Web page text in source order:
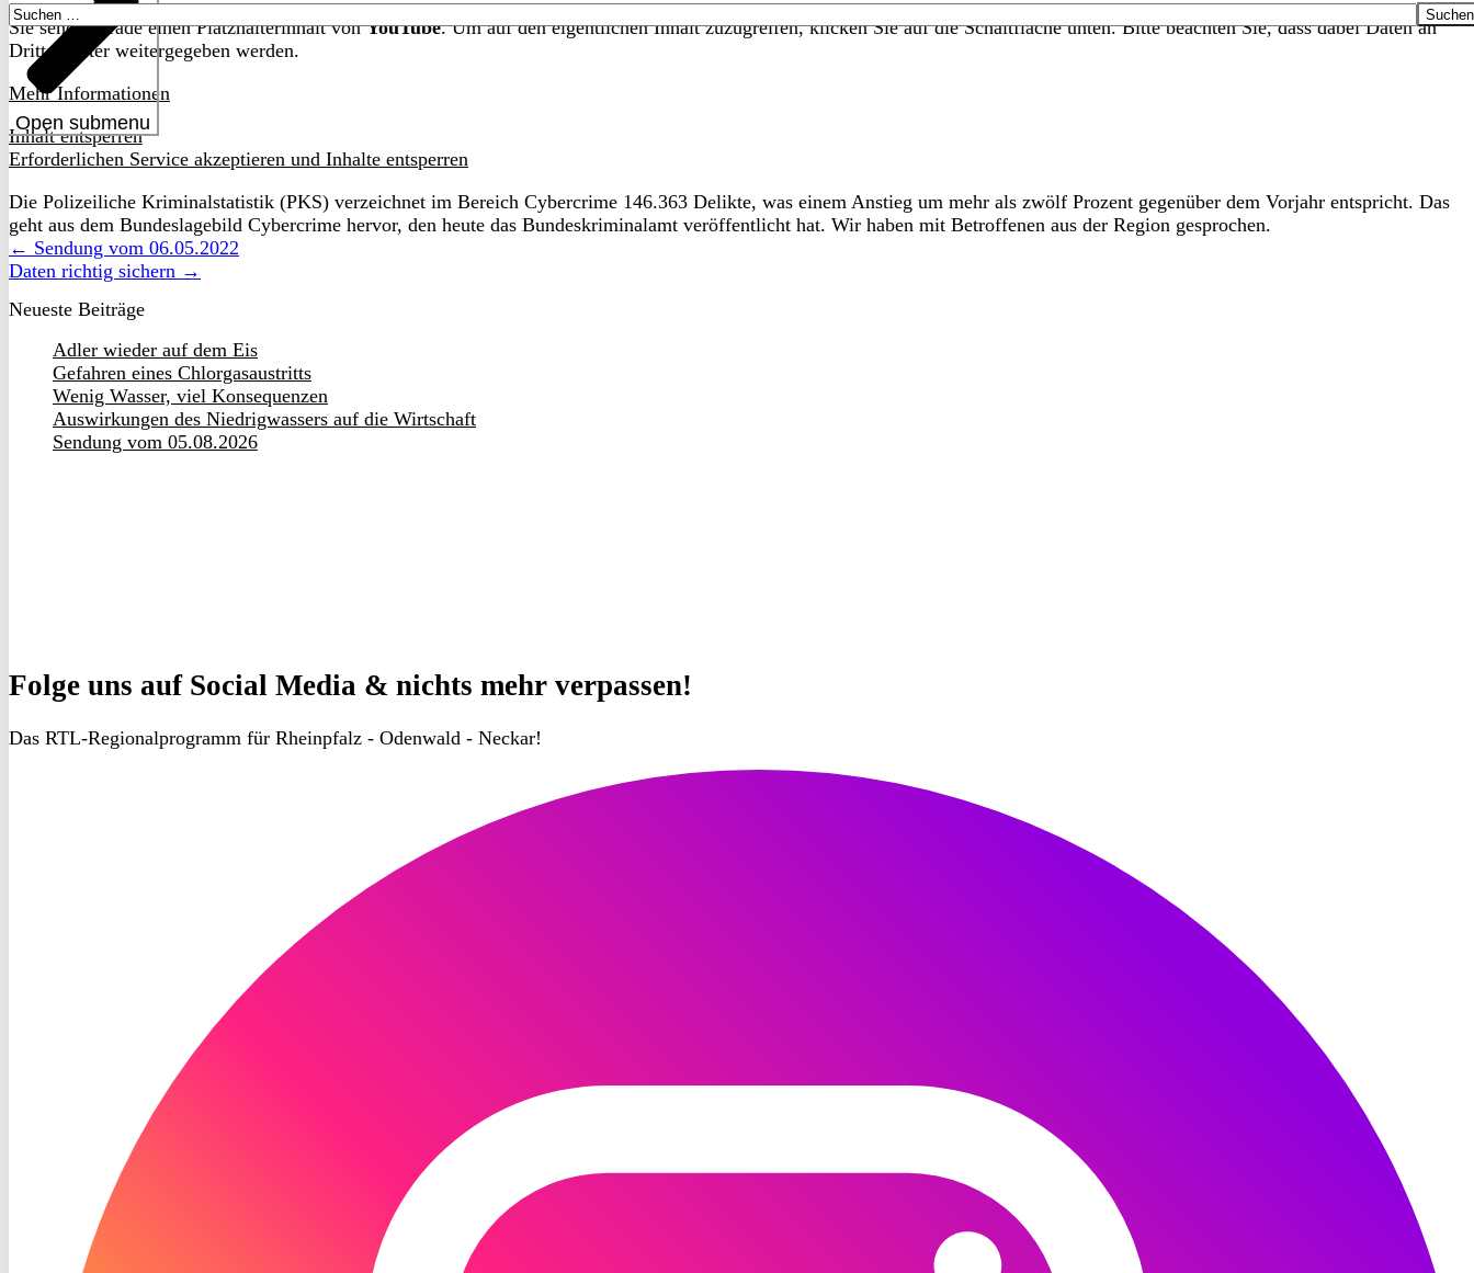
Open submenu
Suchen
nach:
Sie sehen gerade einen Platzhalterinhalt vonYouTube. Um auf den eigentlichen Inhalt zuzugreifen, klicken Sie auf die Schaltfläche unten. Bitte beachten Sie, dass dabei Daten an
Drittanbieter weitergegeben werden.
Mehr Informationen
Inhalt entsperren
Erforderlichen Service akzeptieren und Inhalte entsperren
Die Polizeiliche Kriminalstatistik (PKS) verzeichnet im Bereich Cybercrime 146.363 Delikte, was einem Anstieg um mehr als zwölf Prozent gegenüber dem Vorjahr entspricht. Das
geht aus dem Bundeslagebild Cybercrime hervor, den heute das Bundeskriminalamt veröffentlicht hat. Wir haben mit Betroffenen aus der Region gesprochen.
← Sendung vom 06.05.2022
Daten richtig sichern →
Neueste Beiträge
Adler wieder auf dem Eis
Gefahren eines Chlorgasaustritts
Wenig Wasser, viel Konsequenzen
Auswirkungen des Niedrigwassers auf die Wirtschaft
Sendung vom 05.08.2026
Folge uns auf Social Media & nichts mehr verpassen!
Das RTL-Regionalprogramm für Rheinpfalz - Odenwald - Neckar!